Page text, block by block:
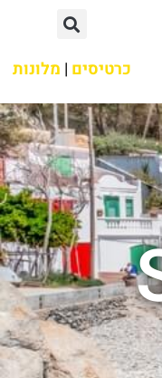
כרטיסים | מלונות